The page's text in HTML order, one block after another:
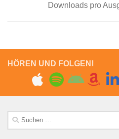
Downloads pro
HÖREN UND FOLGEN!
Suchen
nach: